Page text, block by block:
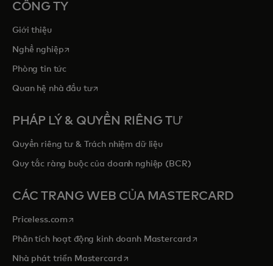
CÔNG TY
Giới thiệu
Nghề nghiệpopens in a new tab
Phòng tin tức
Quan hệ nhà đầu tưopens in a new tab
PHÁP LÝ & QUYỀN RIÊNG TƯ
Quyền riêng tư & Trách nhiệm dữ liệu
Quy tắc ràng buộc của doanh nghiệp (BCR)
CÁC TRANG WEB CỦA MASTERCARD
Priceless.com opens in a new tab
Phân tích hoạt động kinh doanh Mastercard opens in a new tab
Nhà phát triển Mastercardopens in a new tab